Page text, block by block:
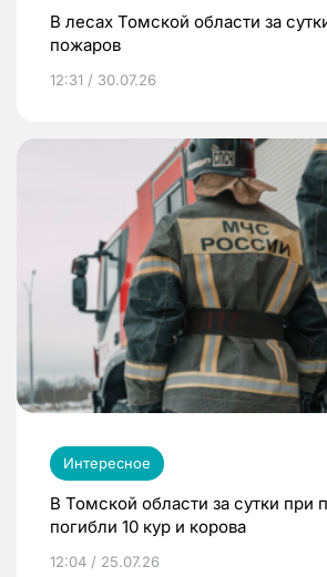
В лесах Томской области за
пожаров
12:31 / 30.07.26
Интересное
В Томской области за сутки при
погибли 10 кур и корова
12:04 / 25.07.26